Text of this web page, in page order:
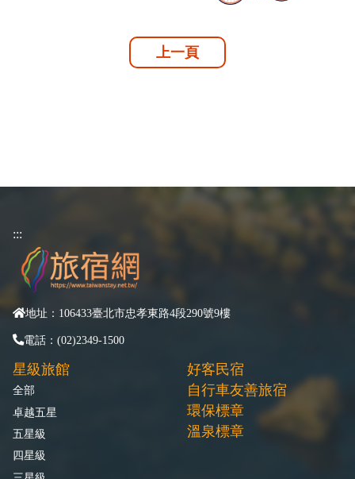
上一頁
:::
地址：106433臺北市忠孝東路4段290號9樓
電話：(02)2349-1500
星級旅館
全部
卓越五星
五星級
四星級
好客民宿
自行車友善旅宿
環保標章
溫泉標章